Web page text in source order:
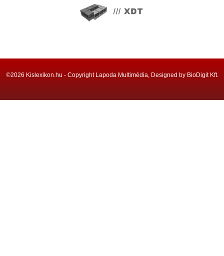
©2026 Kislexikon.hu - Copyright Lapoda Multimédia, Designed by BioDigit Kft.